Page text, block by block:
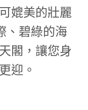
媲美的壯麗
、碧綠的海
閣，讓您身
迎。